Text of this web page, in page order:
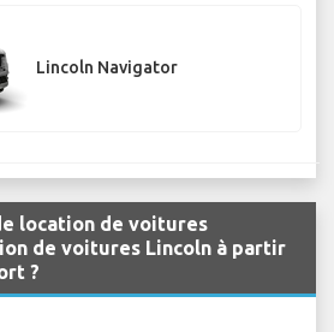
Lincoln Navigator
location de voitures
de voitures Lincoln à partir
?